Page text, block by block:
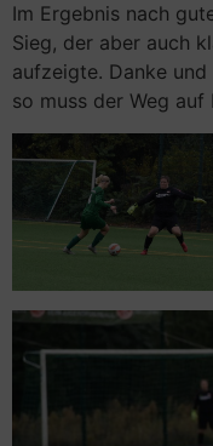
Im Ergebnis nach
Sieg, der aber auch
aufzeigte. Danke
so muss der Weg